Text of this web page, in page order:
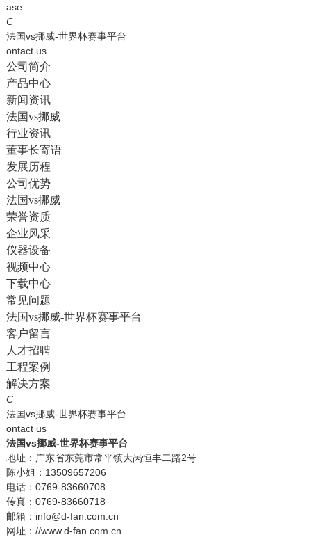
ase
C
法国vs挪威-世界杯赛事平台
ontact us
公司简介
产品中心
新闻资讯
法国vs挪威
行业资讯
董事长寄语
发展历程
公司优势
法国vs挪威
荣誉资质
企业风采
仪器设备
视频中心
下载中心
常见问题
法国vs挪威-世界杯赛事平台
客户留言
人才招聘
工程案例
解决方案
C
法国vs挪威-世界杯赛事平台
ontact us
法国vs挪威-世界杯赛事平台
地址：广东省东莞市常平镇大呙恒丰二路2号
陈小姐：13509657206
电话：0769-83660708
传真：0769-83660718
邮箱：info@d-fan.com.cn
网址：//www.d-fan.com.cn